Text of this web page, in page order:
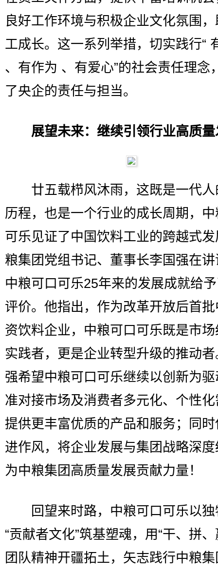
良好工作环境与积极企业文化氛围
工成长。这一系列举措，切实践行“
、有作为 、有爱心”的社会责任理念
了央企的责任与担当。
展望未来：继续引领行业高质
廿五载栉风沐雨，这既是一代人
历程，也是一个行业的成长周期，
可乐见证了中国饮料工业的跨越式
粮集团党组书记、董事长李国强在
中粮可口可乐25年来的发展成就给
评价。他指出，作为改革开放后首
资饮料企业，中粮可口可乐既是市
实践者，更是企业转型升级的推动
强希望中粮可口可乐继续以创新为
准对接市场及消费者多元化、个性
提供更丰富优质的产品和服务；同
进作风，将企业发展与集团战略深
为中粮集团高质量发展贡献力量！
回望来时路，中粮可口可乐以独
“贡献者文化”筑基塑魂，用“干、拼、
团队精神开疆拓土，矢志践行中粮集